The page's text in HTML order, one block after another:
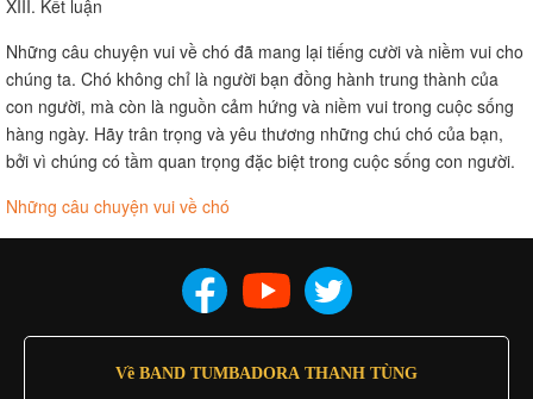
XIII. Kết luận
Những câu chuyện vui về chó đã mang lại tiếng cười và niềm vui cho
chúng ta. Chó không chỉ là người bạn đồng hành trung thành của
con người, mà còn là nguồn cảm hứng và niềm vui trong cuộc sống
hàng ngày. Hãy trân trọng và yêu thương những chú chó của bạn,
bởi vì chúng có tầm quan trọng đặc biệt trong cuộc sống con người.
Những câu chuyện vui về chó
Về BAND TUMBADORA THANH TÙNG